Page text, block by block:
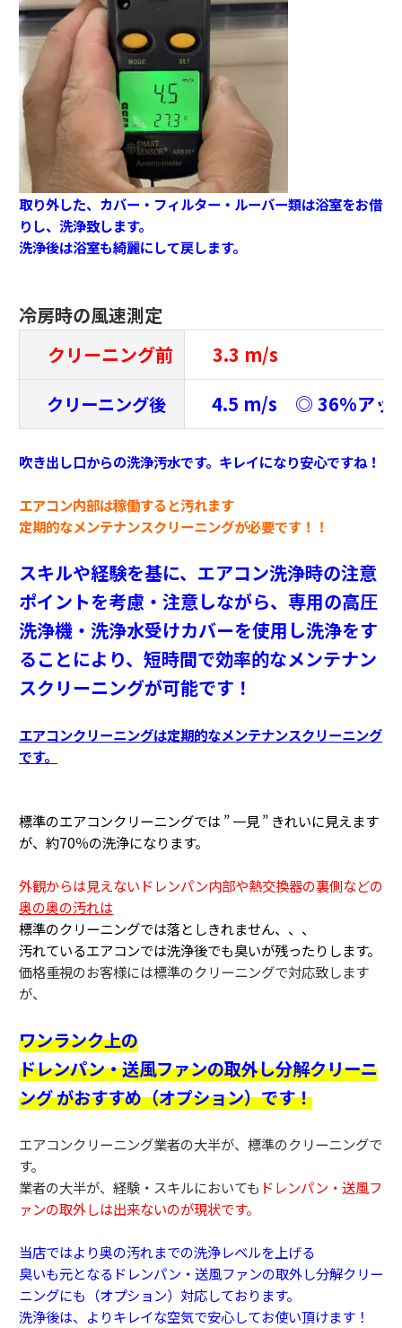
取り外した、カバー・フィルター・ルーバー類は浴室をお借
りし、洗浄致します。
洗浄後は浴室も綺麗にして戻します。
冷房時の風速測定
クリーニング前
3.3 m/s
クリーニング後 4.5 m/s ◎ 36%アッ
吹き出し口からの洗浄汚水です。 キレイになり安心ですね！
エアコン内部は稼働すると汚れます
定期的なメンテナンスクリーニングが必要です！！
スキルや経験を基に、エアコン洗浄時の注意
ポイントを考慮・注意しながら、 専用の高圧
洗浄機・洗浄水受けカバーを使用し洗浄をす
ることにより、 短時間で効率的なメンテナン
スクリーニングが可能です！
エアコンクリーニングは定期的なメンテナンスクリーニング
です。
標準のエアコンクリーニングでは ” 一見 ” きれいに見えます
が、約70％の洗浄になります。
外観からは見えないドレンパン内部や熱交換器の裏側などの
奥の奥の汚れは
標準のクリーニングでは落としきれません、、、
汚れているエアコンでは洗浄後でも臭いが残ったりします。
価格重視のお客様には標準のクリーニングで対応致します
が、
ワンランク上の
ドレンパン・送風ファンの取外し分解クリーニ
ング がおすすめ（オプション）です！
エアコンクリーニング業者の大半が、標準のクリーニングで
す。
業者の大半が、経験・スキルにおいても ドレンパン・送風フ
ァンの取外しは出来ないのが現状です。
当店ではより奥の汚れまでの洗浄レベルを上げる
臭いも元となるドレンパン・送風ファンの取外し分解クリー
ニングにも（オプション）対応しております。
洗浄後は、よりキレイな空気で安心してお使い頂けます！